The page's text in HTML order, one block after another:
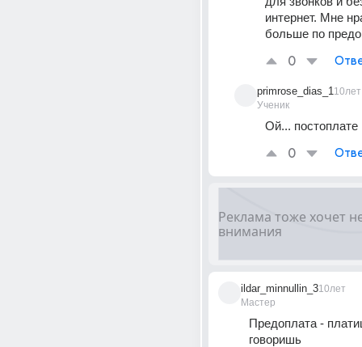
интернет. Мне
больше по
0
primrose_dias_1
Ученик
10лет
Ой... постоплате
0
ildar_minnullin_3
Мастер
10лет
Предоплата -
говоришь